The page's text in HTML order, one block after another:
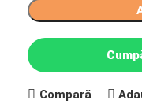
Compară